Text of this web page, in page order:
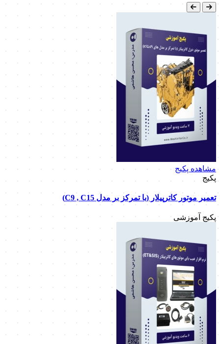
مشاهده پکیج
پکیج
تعمیر موتور کاترپیلار (با تمرکز بر مدل C9 , C15)
پکیج آموزشی